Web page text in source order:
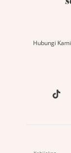
Hubungi Kami